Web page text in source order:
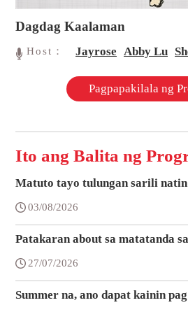
Dagdag Kaalaman
Host： Jayrose Abby Lu
Pagpapakilala ng
Ito ang Balita ng
Matuto tayo tulungan sarili natin
03/08/2026
Patakaran about sa matatanda
27/07/2026
Summer na, ano dapat kainin